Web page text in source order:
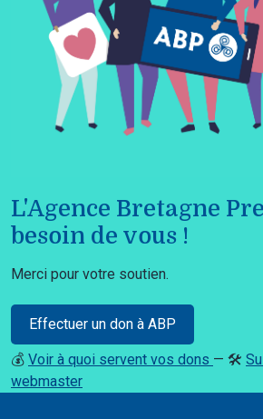
L'Agence Bretagne
besoin de vous !
Merci pour votre soutien.
Effectuer un don à ABP
💰 Voir à quoi servent vos dons — 🛠️
webmaster